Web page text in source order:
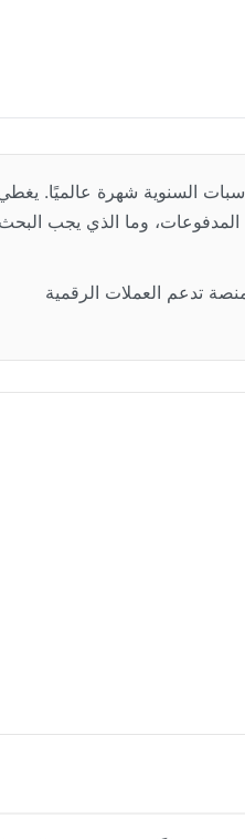
السنوية شهرة عالميًا.
المدفوعات، وما الذي يجب البحث
تدعم العملات الرقمية